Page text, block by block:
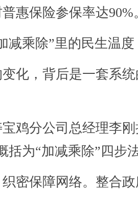
惠保险参保率达90%
乘除”里的民生温度
，背后是一套系统
分公司总经理李刚
括为“加减乘除”四步
保障网络。整合政